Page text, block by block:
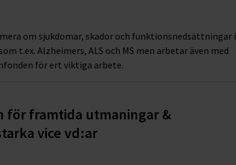
om sjukdomar, skador och funktionsnedsättningar i
t.ex. Alzheimers, ALS och MS men arbetar även med
för ert viktiga arbete.
för framtida utmaningar &
vice vd:ar